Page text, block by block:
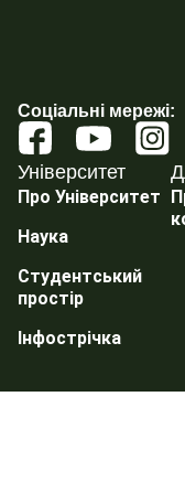
Соціальні мережі:
Університет
Про Університет
Наука
Студентський
простір
Інфострічка